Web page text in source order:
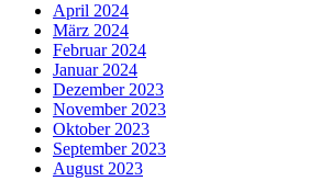
April 2024
März 2024
Februar 2024
Januar 2024
Dezember 2023
November 2023
Oktober 2023
September 2023
August 2023